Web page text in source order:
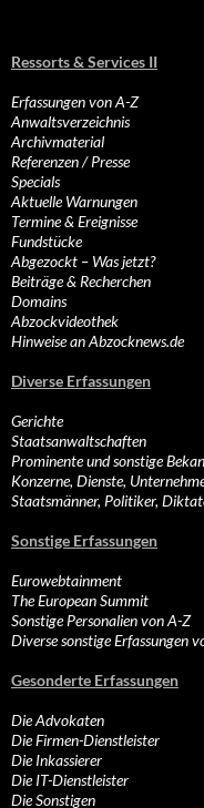
Ressorts & Services II
Erfassungen von A-Z
Anwaltsverzeichnis
Archivmaterial
Referenzen / Presse
Specials
Aktuelle Warnungen
Termine & Ereignisse
Fundstücke
Abgezockt – Was jetzt?
Beiträge & Recherchen
Domains
Abzockvideothek
Hinweise an Abzocknews.de
Diverse Erfassungen
Gerichte
Staatsanwaltschaften
Prominente und sonstige
Konzerne, Dienste,
Staatsmänner, Politiker,
Sonstige Erfassungen
Eurowebtainment
The European Summit
Sonstige Personalien von A-Z
Diverse sonstige Erfassungen
Gesonderte Erfassungen
Die Advokaten
Die Firmen-Dienstleister
Die Inkassierer
Die IT-Dienstleister
Die Sonstigen